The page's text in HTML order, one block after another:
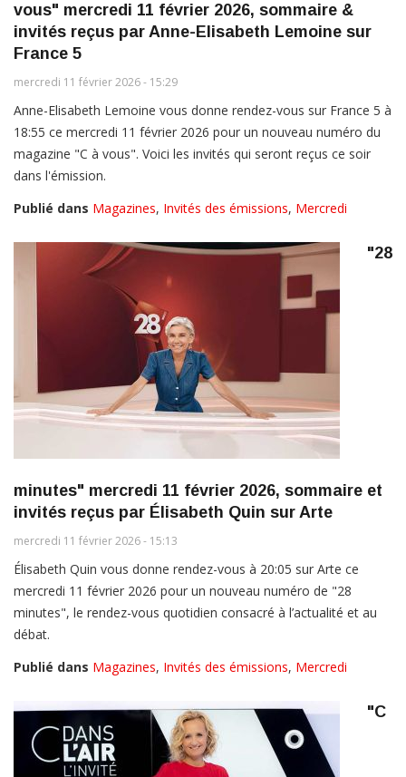
vous" mercredi 11 février 2026, sommaire &
invités reçus par Anne-Elisabeth Lemoine sur
France 5
mercredi 11 février 2026 - 15:29
Anne-Elisabeth Lemoine vous donne rendez-vous sur France 5 à
18:55 ce mercredi 11 février 2026 pour un nouveau numéro du
magazine "C à vous". Voici les invités qui seront reçus ce soir
dans l'émission.
Publié dans Magazines, Invités des émissions, Mercredi
"28
minutes" mercredi 11 février 2026, sommaire et
invités reçus par Élisabeth Quin sur Arte
mercredi 11 février 2026 - 15:13
Élisabeth Quin vous donne rendez-vous à 20:05 sur Arte ce
mercredi 11 février 2026 pour un nouveau numéro de "28
minutes", le rendez-vous quotidien consacré à l’actualité et au
débat.
Publié dans Magazines, Invités des émissions, Mercredi
"C